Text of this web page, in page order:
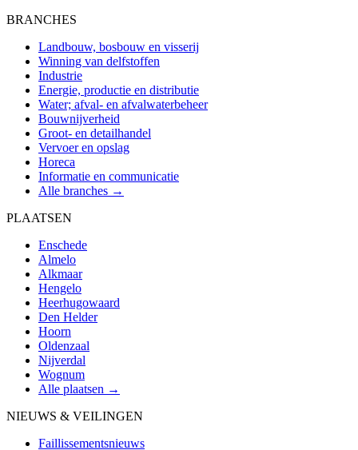
BRANCHES
Landbouw, bosbouw en visserij
Winning van delfstoffen
Industrie
Energie, productie en distributie
Water; afval- en afvalwaterbeheer
Bouwnijverheid
Groot- en detailhandel
Vervoer en opslag
Horeca
Informatie en communicatie
Alle branches →
PLAATSEN
Enschede
Almelo
Alkmaar
Hengelo
Heerhugowaard
Den Helder
Hoorn
Oldenzaal
Nijverdal
Wognum
Alle plaatsen →
NIEUWS & VEILINGEN
Faillissementsnieuws